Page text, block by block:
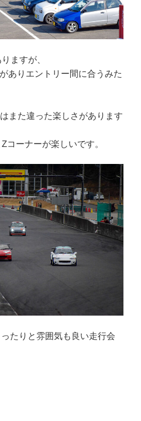
ますが、
ありエントリー間に合うみた
また違った楽しさがあります
コーナーが楽しいです。
たりと雰囲気も良い走行会